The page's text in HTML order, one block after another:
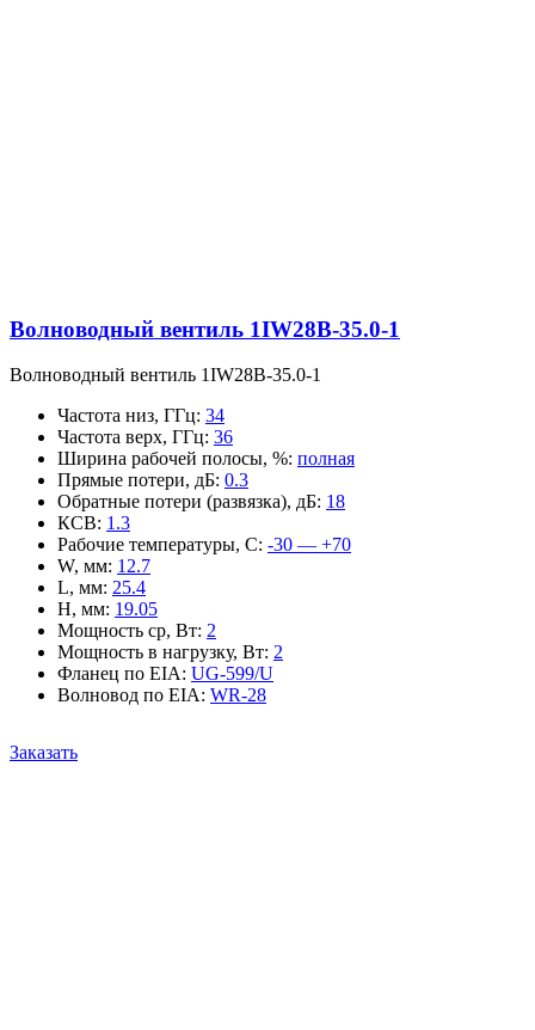
Волноводный вентиль 1IW28B-35.0-1
Волноводный вентиль 1IW28B-35.0-1
Частота низ, ГГц: 34
Частота верх, ГГц: 36
Ширина рабочей полосы, %: полная
Прямые потери, дБ: 0.3
Обратные потери (развязка), дБ: 18
КСВ: 1.3
Рабочие температуры, С: -30 — +70
W, мм: 12.7
L, мм: 25.4
H, мм: 19.05
Мощность ср, Вт: 2
Мощность в нагрузку, Вт: 2
Фланец по EIA: UG-599/U
Волновод по EIA: WR-28
Заказать